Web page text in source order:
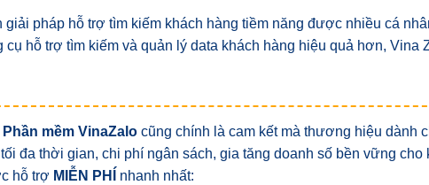
pháp hỗ trợ tìm kiếm khách hàng tiềm năng được nhiều cá
hỗ trợ tìm kiếm và quản lý data khách hàng hiệu quả hơn, Vina
Phần mềm VinaZalo cũng chính là cam kết mà thương hiệu dành
đa thời gian, chi phí ngân sách, gia tăng doanh số bền vững cho
hỗ trợ MIỄN PHÍ nhanh nhất: